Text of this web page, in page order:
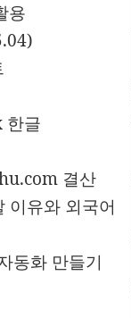
용
한글
결산
이유와 외국어
동화 만들기